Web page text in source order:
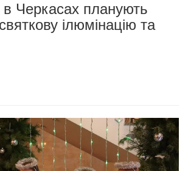
Черкасах планують
ілюмінацію та